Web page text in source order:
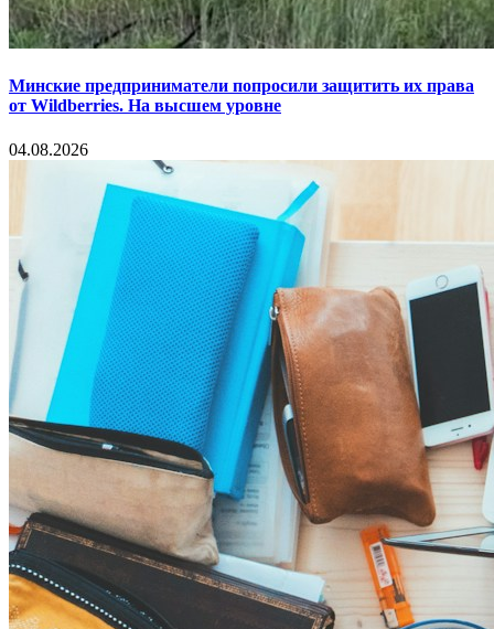
Минские предприниматели попросили защитить их права
от Wildberries. На высшем уровне
04.08.2026